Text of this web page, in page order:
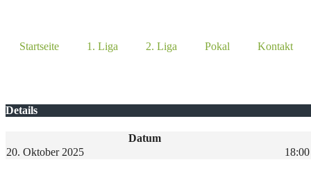
Startseite 1. Liga 2. Liga Pokal Kontakt
Details
Datum
20. Oktober 2025
18:00